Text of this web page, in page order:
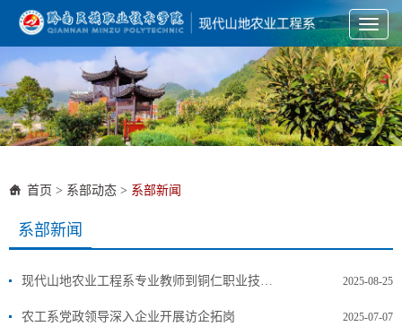
Toggle
首页 > 系部动态 > 系部新闻
系部新闻
2025-08-25
农工系党政领导深入企业开展访企拓岗 2025-07-07